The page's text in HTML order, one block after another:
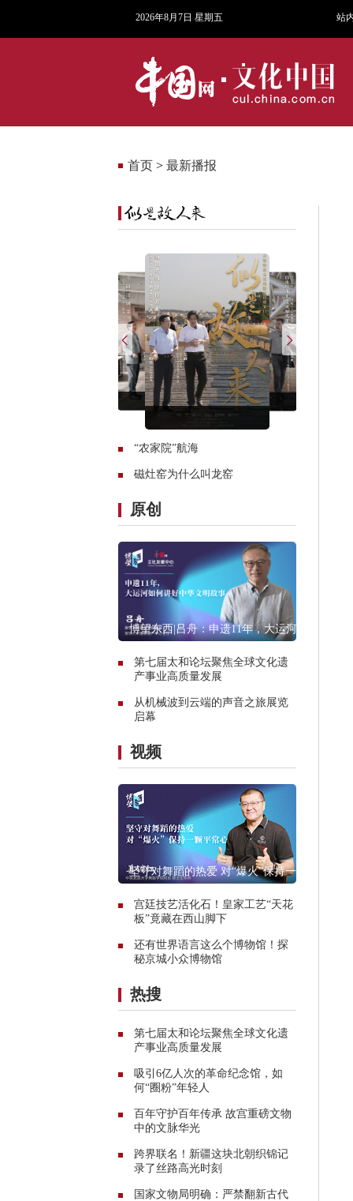
2026年8月7日 星期五 站
首页 > 最新播报
“农家院”航海
磁灶窑为什么叫龙窑
原创
博望东西|吕舟：申遗11年，大运河
第七届太和论坛聚焦全球文化遗
产事业高质量发展
从机械波到云端的声音之旅展览
启幕
视频
坚守对舞蹈的热爱 对“爆火”保持一颗
宫廷技艺活化石！皇家工艺“天花
板”竟藏在西山脚下
还有世界语言这么个博物馆！探
秘京城小众博物馆
热搜
第七届太和论坛聚焦全球文化遗
产事业高质量发展
吸引6亿人次的革命纪念馆，如
何“圈粉”年轻人
百年守护百年传承 故宫重磅文物
中的文脉华光
跨界联名！新疆这块北朝织锦记
录了丝路高光时刻
国家文物局明确：严禁翻新古代